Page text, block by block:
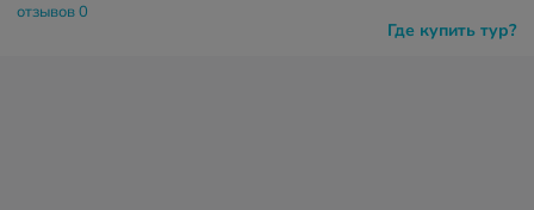
Где купить тур?
отзывов 0